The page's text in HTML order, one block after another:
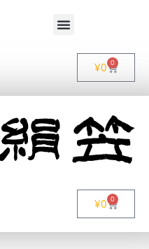
¥0 0
¥0 0